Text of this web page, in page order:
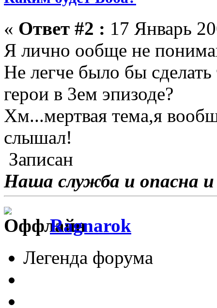
« Ответ #2 : 17 Январь
Я лично ообще не
Не легче было бы
герои в 3ем эпизоде?
Хм...мертвая тема,я
слышал!
Записан
Наша служба и опасна
Ragnarok
Легенда форума